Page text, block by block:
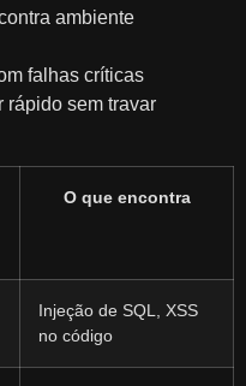
ambiente
falhas críticas
rápido sem travar
O que encontra
Injeção de SQL, XSS
no código